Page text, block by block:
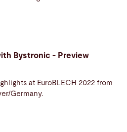
Bystronic - Preview
at EuroBLECH 2022 from
Germany.